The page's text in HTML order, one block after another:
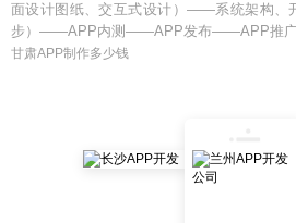
面设计图纸、交互式设计）——系统架构
步）——APP内测——APP发布——APP推广
甘肃APP制作多少钱